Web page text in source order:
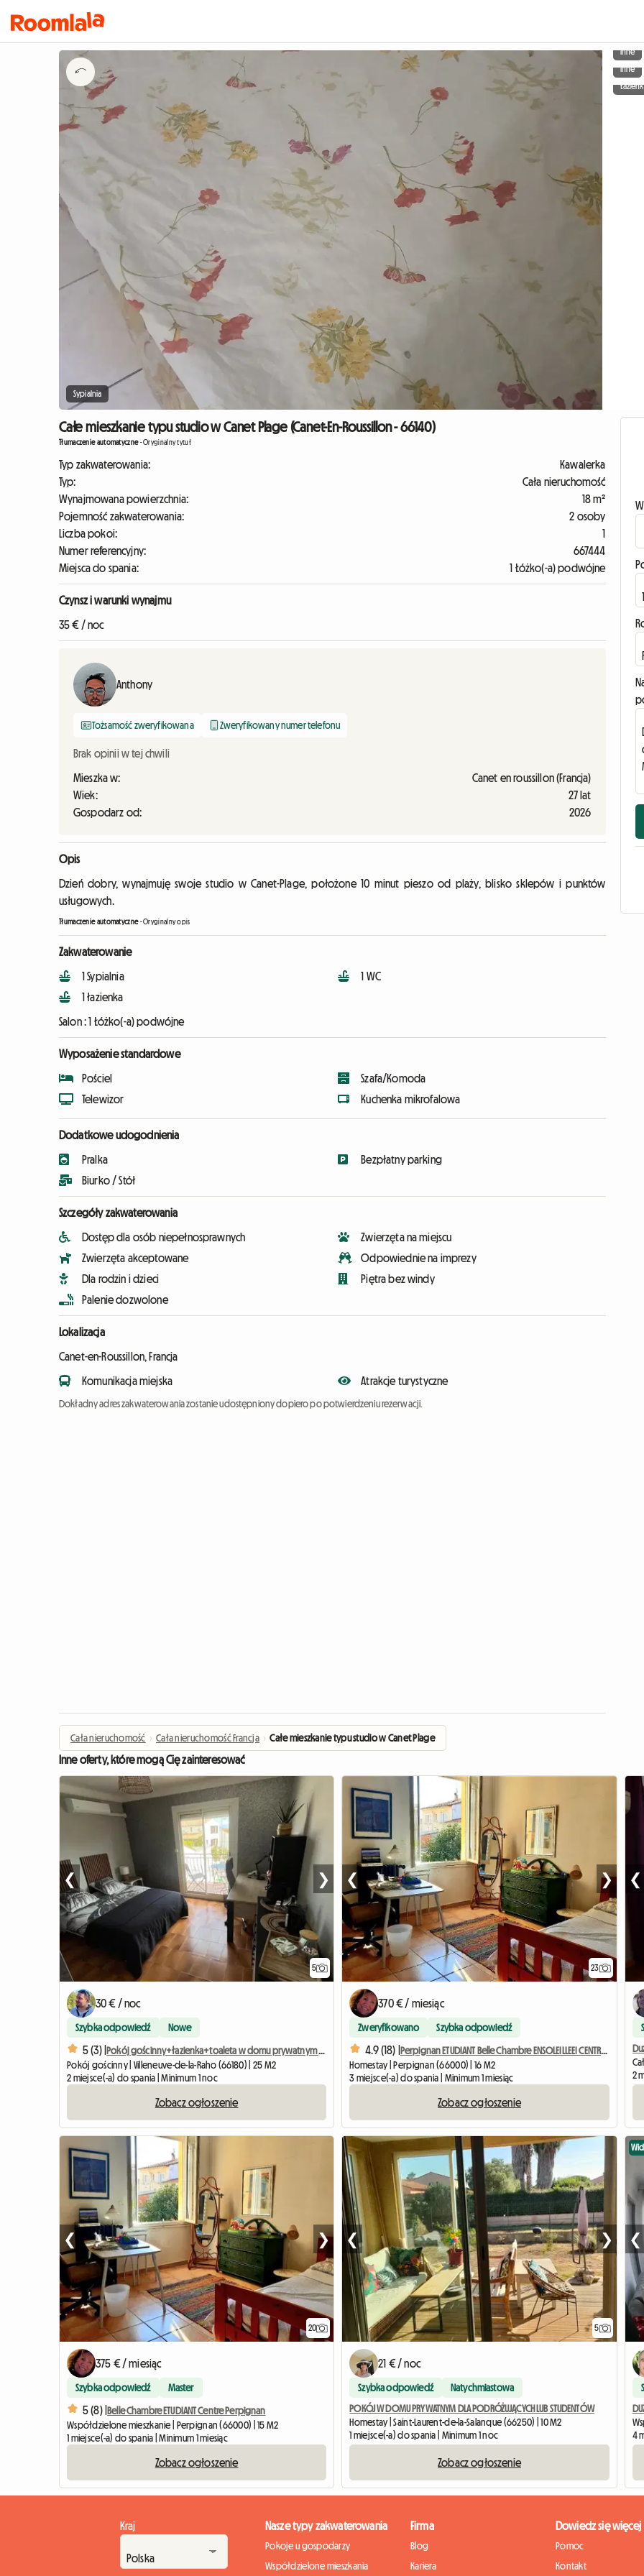
Sypialnia
Inne
Inne
Całe mieszkanie typu studio w Canet Plage (Canet-En-Roussillon - 66140)
Tłumaczenie automatyczne-Oryginalny tytuł
Typ zakwaterowania:
Kawalerka
Typ:
Cała nieruchomość
Wynajmowana powierzchnia:
18 m²
Pojemność zakwaterowania:
2 osoby
Liczba pokoi:
1
Numer referencyjny:
667444
Miejsca do spania:
1 Łóżko(-a) podwójne
Czynsz i warunki wynajmu
35 € / noc
Anthony
Tożsamość zweryfikowana Zweryfikowany numer telefonu
Brak opinii w tej chwili
Mieszka w:
Canet en roussillon (Francja)
Wiek:
27 lat
Gospodarz od:
2026
Opis
Dzień dobry, wynajmuję swoje studio w Canet-Plage, położone 10 minut pieszo od plaży, blisko sklepów i punktów
usługowych.
Tłumaczenie automatyczne-Oryginalny opis
Zakwaterowanie
1 Sypialnia
1 łazienka
1 WC
Salon :1 Łóżko(-a) podwójne
Wyposażenie standardowe
Pościel
Telewizor
Szafa/Komoda
Kuchenka mikrofalowa
Dodatkowe udogodnienia
Pralka
Biurko / Stół
Bezpłatny parking
Szczegóły zakwaterowania
Dostęp dla osób niepełnosprawnych
Zwierzęta akceptowane
Dla rodzin i dzieci
Palenie dozwolone
Zwierzęta na miejscu
Odpowiednie na imprezy
Piętra bez windy
Lokalizacja
Canet-en-Roussillon, Francja
Komunikacja miejska Atrakcje turystyczne
Dokładny adres zakwaterowania zostanie udostępniony dopiero po potwierdzeniu rezerwacji.
Cała nieruchomość › Cała nieruchomość Francja › Całe mieszkanie typu studio w Canet Plage
Inne oferty, które mogą Cię zainteresować
5
❮ ❯
30 € / noc
Szybka odpowiedź Nowe
5 (3) |
Pokój gościnny+łazienka+toaleta w domu prywatnym (sympatyczny)
Pokój gościnny | Villeneuve-de-la-Raho (66180) | 25 M2
2 miejsce(-a) do spania | Minimum 1 noc
Zobacz ogłoszenie
23
❮ ❯
370 € / miesiąc
Zweryfikowano Szybka odpowiedź
4.9 (18) |
Perpignan ETUDIANT Belle Chambre ENSOLEILLEE! CENTRE VILLE
Homestay | Perpignan (66000) | 16 M2
3 miejsce(-a) do spania | Minimum 1 miesiąc
Zobacz ogłoszenie
❮
2
20
❮ ❯
375 € / miesiąc
Szybka odpowiedź Master
5 (8) |Belle Chambre ETUDIANT Centre Perpignan
Współdzielone mieszkanie | Perpignan (66000) | 15 M2
1 miejsce(-a) do spania | Minimum 1 miesiąc
Zobacz ogłoszenie
5
❮ ❯
21 € / noc
Szybka odpowiedź Natychmiastowa
POKÓJ W DOMU PRYWATNYM DLA PODRÓŻUJĄCYCH LUB STUDENTÓW
Homestay | Saint-Laurent-de-la-Salanque (66250) | 10 M2
1 miejsce(-a) do spania | Minimum 1 noc
Zobacz ogłoszenie
❮
4
Kraj Nasze typy zakwaterowania
Pokoje u gospodarzy
Współdzielone mieszkania
Firma
Blog
Kariera
Dowiedz się więcej
Pomoc
Kontakt